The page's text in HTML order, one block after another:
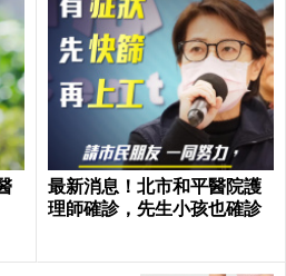
最新消息！北市和平醫院護
理師確診，先生小孩也確診